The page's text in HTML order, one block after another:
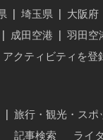
埼玉県 大阪府
成田空港
羽田空
アクティビティを登
旅行・観光・スポ
記事検索 ライ